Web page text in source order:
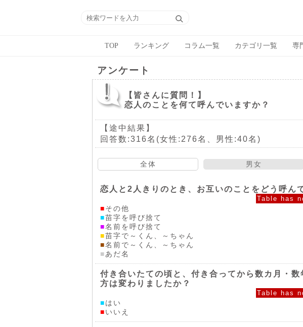
TOP ランキング コラム一覧 カテゴリ一覧 専
アンケート
【皆さんに質問！】
恋人のことを何て呼んでいますか？
【途中結果】
回答数:316名(女性:276名、男性:40名)
全体 男女
恋人と2人きりのとき、お互いのことをどう呼ん
■その他
■苗字を呼び捨て
■名前を呼び捨て
■苗字で～くん、～ちゃん
■名前で～くん、～ちゃん
■あだ名
Table has
付き合いたての頃と、付き合ってから数カ月・
方は変わりましたか？
■はい
■いいえ
Table has